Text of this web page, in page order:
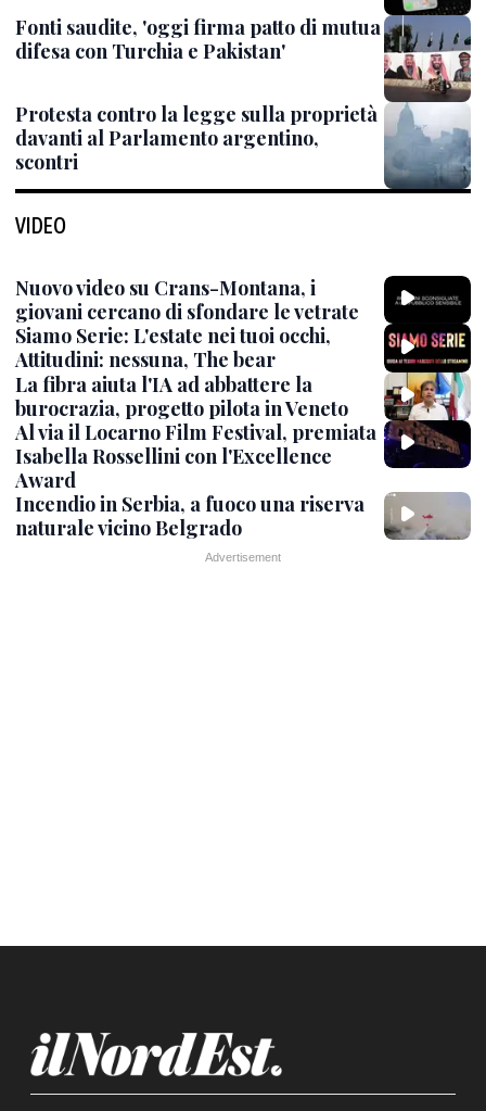
Fonti saudite, 'oggi firma patto di mutua
difesa con Turchia e Pakistan'
Protesta contro la legge sulla proprietà
davanti al Parlamento argentino,
scontri
VIDEO
Nuovo video su Crans-Montana, i
giovani cercano di sfondare le vetrate
Siamo Serie: L'estate nei tuoi occhi,
Attitudini: nessuna, The bear
La fibra aiuta l'IA ad abbattere la
burocrazia, progetto pilota in Veneto
Al via il Locarno Film Festival, premiata
Isabella Rossellini con l'Excellence
Award
Incendio in Serbia, a fuoco una riserva
naturale vicino Belgrado